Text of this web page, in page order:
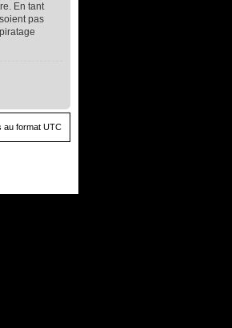
En tant
pas
au format UTC